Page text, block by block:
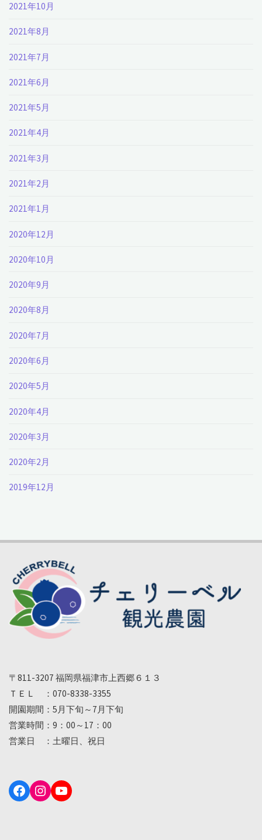
2021年10月
2021年8月
2021年7月
2021年6月
2021年5月
2021年4月
2021年3月
2021年2月
2021年1月
2020年12月
2020年10月
2020年9月
2020年8月
2020年7月
2020年6月
2020年5月
2020年4月
2020年3月
2020年2月
2019年12月
〒811-3207 福岡県福津市上西郷６１３
ＴＥＬ ：070-8338-3355
開園期間：5月下旬～7月下旬
営業時間：9：00～17：00
営業日 ：土曜日、祝日
Facebook
Instagram
YouTube